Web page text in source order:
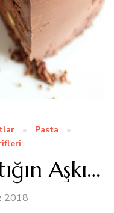
Pasta
Aşkı…
2018